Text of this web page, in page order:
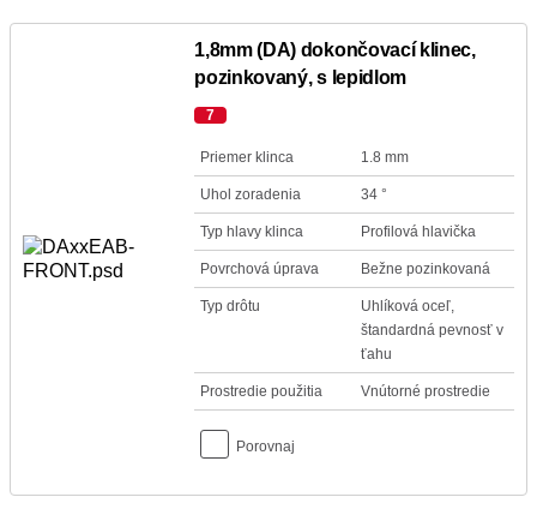
1,8mm (DA) dokončovací klinec,
pozinkovaný, s lepidlom
7
Priemer klinca 1.8 mm
Uhol zoradenia 34 °
Typ hlavy klinca Profilová hlavička
Povrchová úprava Bežne pozinkovaná
Typ drôtu
Uhlíková oceľ,
štandardná pevnosť v
ťahu
Prostredie použitia Vnútorné prostredie
Porovnaj